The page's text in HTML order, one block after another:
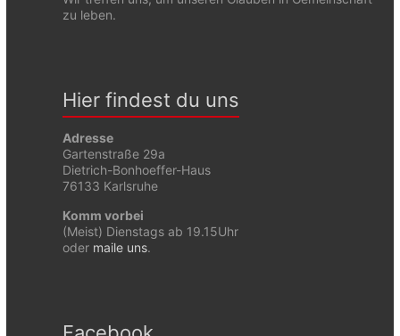
zu leben.
Hier findest du uns
Adresse
Gartenstraße 29a
Dietrich-Bonhoeffer-Haus
76133 Karlsruhe
Komm vorbei
(Meist) Dienstags ab 19.15Uhr
oder maile uns.